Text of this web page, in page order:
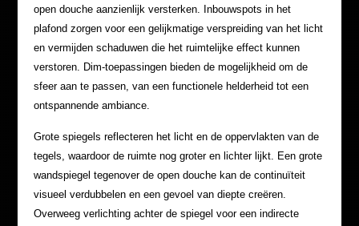
open douche aanzienlijk versterken. Inbouwspots in het
plafond zorgen voor een gelijkmatige verspreiding van het licht
en vermijden schaduwen die het ruimtelijke effect kunnen
verstoren. Dim-toepassingen bieden de mogelijkheid om de
sfeer aan te passen, van een functionele helderheid tot een
ontspannende ambiance.
Grote spiegels reflecteren het licht en de oppervlakten van de
tegels, waardoor de ruimte nog groter en lichter lijkt. Een grote
wandspiegel tegenover de open douche kan de continuïteit
visueel verdubbelen en een gevoel van diepte creëren.
Overweeg verlichting achter de spiegel voor een indirecte